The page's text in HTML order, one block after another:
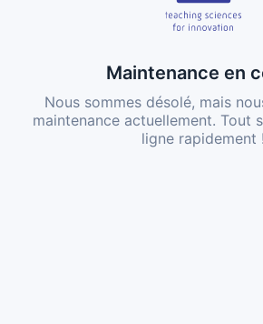
Maintenance en
Nous sommes désolé, mais
maintenance actuellement. Tout
ligne rapidement !